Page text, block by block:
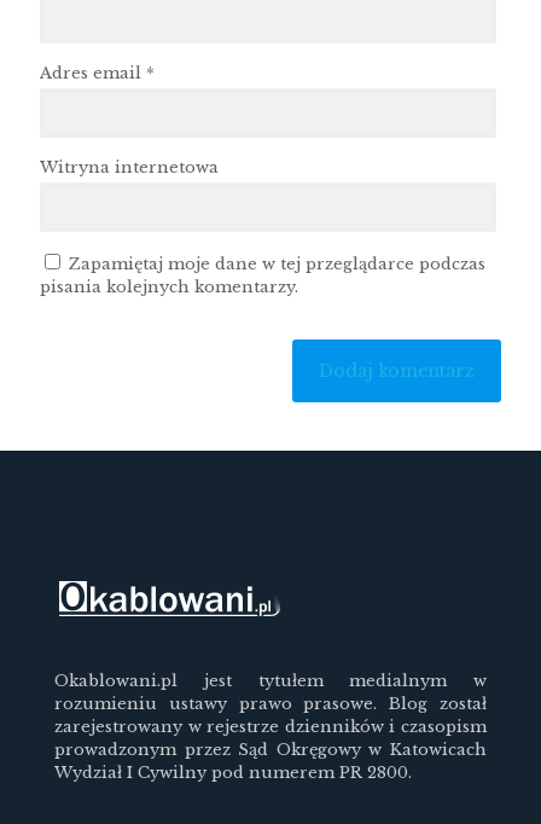
Adres email *
Witryna internetowa
Zapamiętaj moje dane w tej przeglądarce podczas
pisania kolejnych komentarzy.
Okablowani.pl jest tytułem medialnym w
rozumieniu ustawy prawo prasowe. Blog został
zarejestrowany w rejestrze dzienników i czasopism
prowadzonym przez Sąd Okręgowy w Katowicach
Wydział I Cywilny pod numerem PR 2800.